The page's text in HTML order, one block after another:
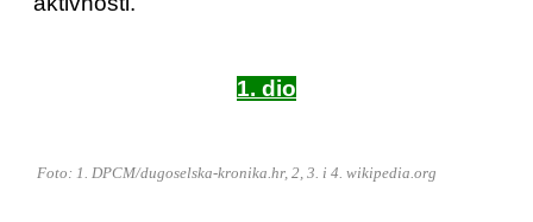
1. dio
Foto: 1. DPCM/dugoselska-kronika.hr, 2, 3. i 4. wikipedia.org